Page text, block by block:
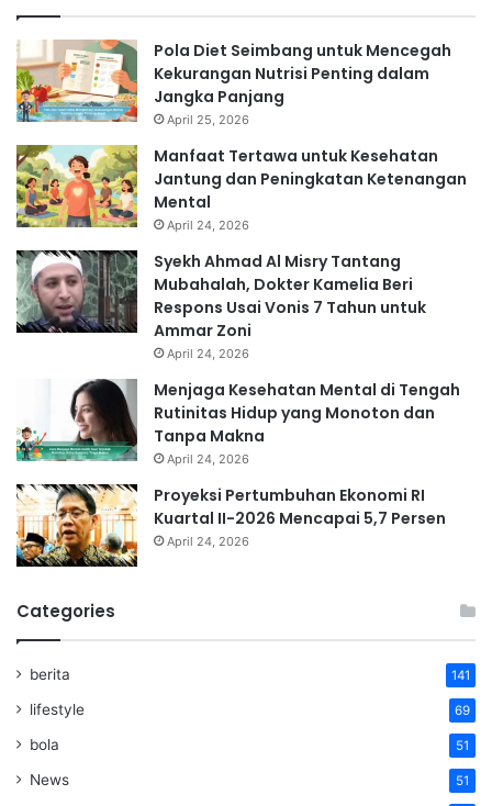
Pola Diet Seimbang untuk Mencegah
Kekurangan Nutrisi Penting dalam
Jangka Panjang
April 25, 2026
Manfaat Tertawa untuk Kesehatan
Jantung dan Peningkatan Ketenangan
Mental
April 24, 2026
Syekh Ahmad Al Misry Tantang
Mubahalah, Dokter Kamelia Beri
Respons Usai Vonis 7 Tahun untuk
Ammar Zoni
April 24, 2026
Menjaga Kesehatan Mental di Tengah
Rutinitas Hidup yang Monoton dan
Tanpa Makna
April 24, 2026
Proyeksi Pertumbuhan Ekonomi RI
Kuartal II-2026 Mencapai 5,7 Persen
April 24, 2026
Categories
berita 141
lifestyle 69
bola 51
News 51